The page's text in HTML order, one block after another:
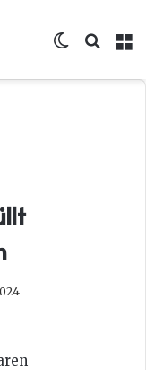
Skin